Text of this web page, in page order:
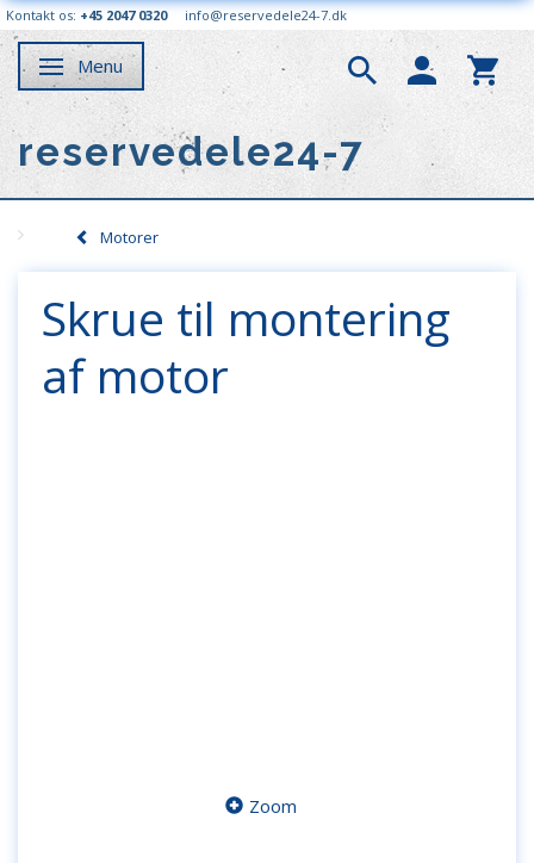
Kontakt os: +45 2047 0320 info@reservedele24-7.dk
Skifte navigation
Menu
reservedele24-7
Motorer
Skrue til montering
af motor
Zoom